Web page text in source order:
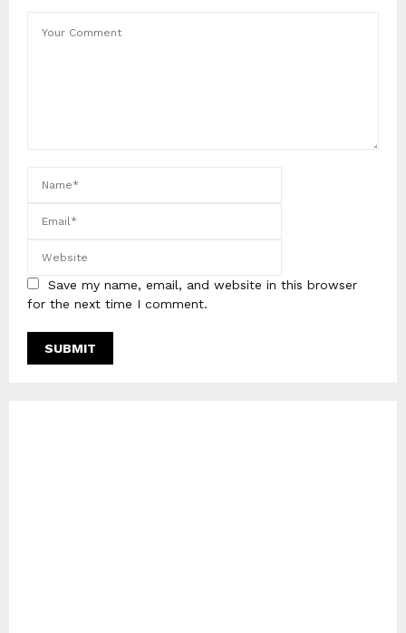
Save my name, email, and website in this browser
for the next time I comment.